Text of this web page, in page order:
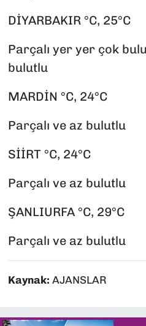
DİYARBAKIR °C, 25°C
Parçalı yer yer çok
bulutlu
MARDİN °C, 24°C
Parçalı ve az bulutlu
SİİRT °C, 24°C
Parçalı ve az bulutlu
ŞANLIURFA °C, 29°C
Parçalı ve az bulutlu
Kaynak: AJANSLAR